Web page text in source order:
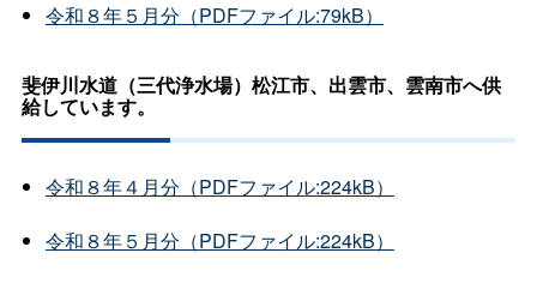
令和８年５月分（PDFファイル:79kB）
斐伊川水道（三代浄水場）松江市、出雲市、雲南市へ供
給しています。
令和８年４月分（PDFファイル:224kB）
令和８年５月分（PDFファイル:224kB）